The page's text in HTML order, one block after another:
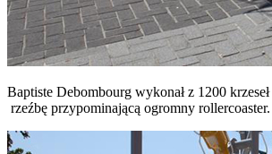
Baptiste Debombourg wykonał z 1200
rzeźbę przypominającą ogromny rollercoaster.